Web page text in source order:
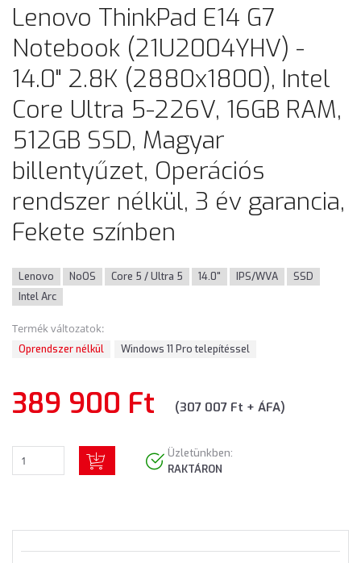
Lenovo ThinkPad E14 G7
Notebook (21U2004YHV) -
14.0" 2.8K (2880x1800), Intel
Core Ultra 5-226V, 16GB RAM,
512GB SSD, Magyar
billentyűzet, Operációs
rendszer nélkül, 3 év garancia,
Fekete színben
Lenovo NoOS Core 5 / Ultra 5 14.0" IPS/WVA
SSD
Intel Arc
Termék változatok:
Oprendszer nélkül Windows 11 Pro telepítéssel
389 900 Ft (307 007 Ft + ÁFA)
Üzletünkben:
RAKTÁRON